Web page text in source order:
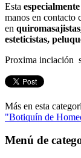
Esta
manos en contacto
en
esteticistas,
Proxima inciación
Más en esta
"Botiquín de
Menú de